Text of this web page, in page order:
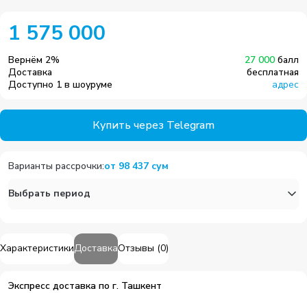
ХарактеристикиДоставкаОтзывы (0)
Экспресс доставка по г. Ташкент
1 575 000
Вернём 2% 27 000 балл
Доставка
бесплатная
Доступно 1 в шоуруме
адрес
Купить через Telegram
Варианты рассрочки:от 98 437 сум
Выбрать период